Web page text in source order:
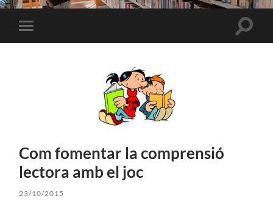
Toggle
mobile
Toggle
Com fomentar la comprensió
lectora amb el joc
23/10/2015